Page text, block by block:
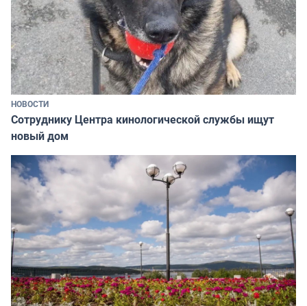
НОВОСТИ
Сотруднику Центра кинологической службы ищут
новый дом